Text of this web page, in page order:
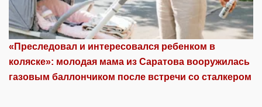
«Преследовал и интересовался ребенком в
коляске»: молодая мама из Саратова вооружилась
газовым баллончиком после встречи со сталкером